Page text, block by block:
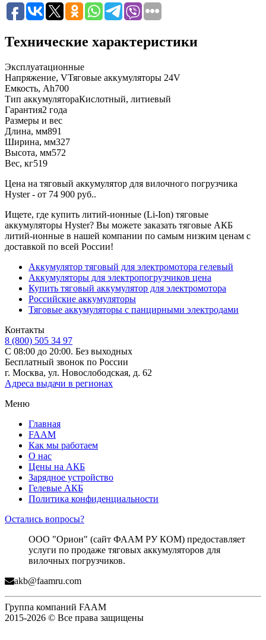
Технические характеристики
Эксплуатационные
Напряжение, VТяговые аккумуляторы 24V
Емкость, Ah700
Тип аккумулятораКислотный, литиевый
Гарантия2 года
Размеры и вес
Длина, мм891
Ширина, мм327
Высота, мм572
Вес, кг519
Цена на тяговый аккумулятор для вилочного погрузчика
Hyster - от 74 900 руб..
Ищете, где купить литий-ионные (Li-Ion) тяговые
аккумуляторы Hyster? Вы можете заказать тяговые АКБ
литий-ионные в нашей компании по самым низким ценам с
доставкой по всей России!
Аккумулятор тяговый для электромотора гелевый
Аккумуляторы для электропогрузчиков цена
Купить тяговый аккумулятор для электромотора
Российские аккумуляторы
Тяговые аккумуляторы с панцирными электродами
Контакты
8 (800) 505 34 97
С 08:00 до 20:00. Без выходных
Бесплатный звонок по России
г. Москва, ул. Новослободская, д. 62
Адреса выдачи в регионах
Меню
Главная
FAAM
Как мы работаем
О нас
Цены на АКБ
Зарядное устройство
Гелевые АКБ
Политика конфиденциальности
Остались вопросы?
ООО "Орион" (сайт ФААМ РУ КОМ) предоставляет
услуги по продаже тяговых аккумуляторов для
вилочных погрузчиков.
akb@faamru.com
Группа компаний FAAM
2015-2026 © Все права защищены